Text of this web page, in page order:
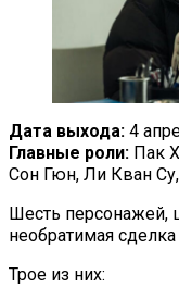
Дата выхода: 4
Главные роли: Пак
Сон Гюн, Ли Кван
Шесть персонажей,
необратимая
Трое из них: